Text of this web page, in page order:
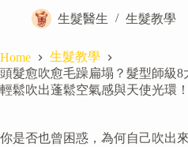
生髮醫生 生髮教學
Home
生髮教學
頭髮愈吹愈毛躁扁塌？髮型師級8
輕鬆吹出蓬鬆空氣感與天使光環！
你是否也曾困惑，為何自己吹出